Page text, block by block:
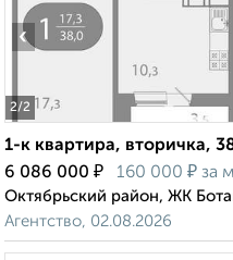
2/2
‹
1-к квартира, вторичка,
6 086 000 ₽ 160 000 ₽ за
Октябрьский район, ЖК
Агентство, 02.08.2026